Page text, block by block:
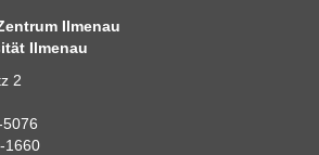
Ilmenau
Ilmenau
2
1660